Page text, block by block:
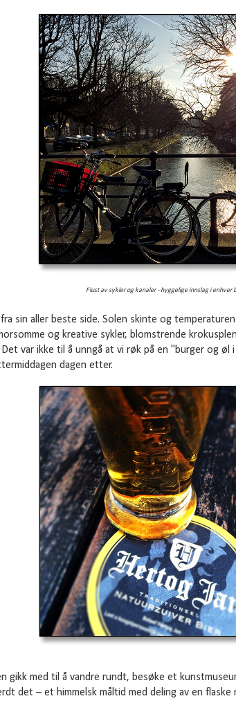
Flust av sykler og kanaler - hyggelige innslag i enhver
sin aller beste side. Solen skinte og
og kreative sykler, blomstrende
var ikke til å unngå at vi røk på en "burger og
dagen etter.
gikk med til å vandre rundt, besøke et
det – et himmelsk måltid med deling av en flaske